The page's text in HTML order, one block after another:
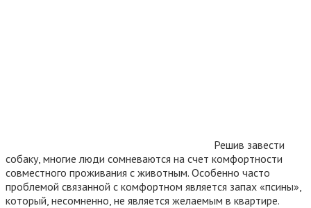
Решив завести
собаку, многие люди сомневаются на счет комфортности
совместного проживания с животным. Особенно часто
проблемой связанной с комфортном является запах «псины»,
который, несомненно, не является желаемым в квартире.